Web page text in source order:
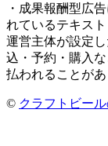
・成果報酬型広
れているテキス
運営主体が設定
込・予約・購入
払われることがあ
© クラフトビー